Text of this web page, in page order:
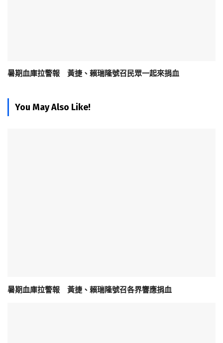
暑期血庫拉警報 黃捷、賴瑞隆號召民眾一起來捐血
You May Also Like!
暑期血庫拉警報 黃捷、賴瑞隆號召各界響應捐血